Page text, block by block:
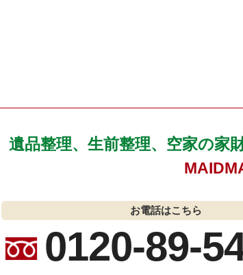
遺品整理、生前整理、空家の家
お電話はこちら
0120-89-